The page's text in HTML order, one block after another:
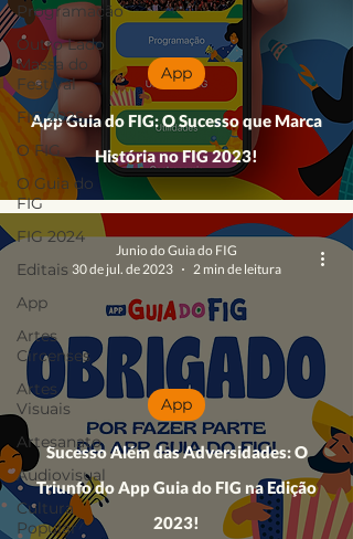
Programação
Outro Lado
Massa do
Festival
FIG 2025
O FIG
O Guia do
FIG
FIG 2024
Editais
App
Artes
Circenses
Artes
Visuais
Artesanato
Audiovisual
Cultura
Popular
App Guia do FIG: O Sucesso que Marca
História no FIG 2023!
App
Sucesso Além das Adversidades: O
Triunfo do App Guia do FIG na Edição
2023!
App
Junio do Guia do FIG
30 de jul. de 2023
2 min de leitura